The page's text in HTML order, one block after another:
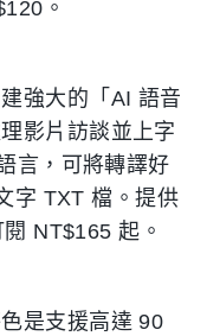
。
強大的「AI 語音
影片訪談並上字
言，可將轉譯好
字 TXT 檔。提供
NT$165 起。
是支援高達 90